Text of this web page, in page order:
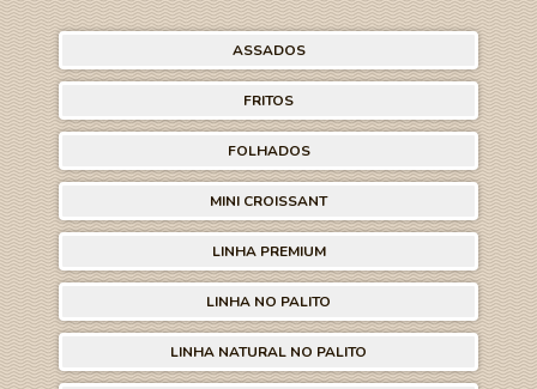
ASSADOS
FRITOS
FOLHADOS
MINI CROISSANT
LINHA PREMIUM
LINHA NO PALITO
LINHA NATURAL NO PALITO